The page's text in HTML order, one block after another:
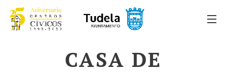
CASA DE